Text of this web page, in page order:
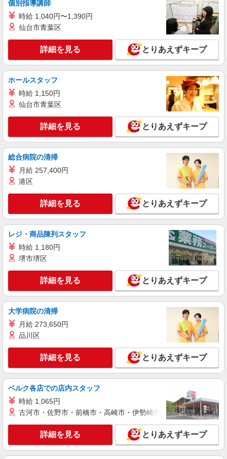
詳細を見る
アルバイト パート
コンパスグループ・ジャパン株式会社 39306_p
調理補助【アルバイト・パート】
時給1,250円以上 試用期間中 時給1,250円以上
グランダ多摩川・大田 （東京都大田区矢口2
キープ 詳細を見る
アルバイト パート
コンパスグループ・ジャパン株式会社 39559_p
分単位で別途支給します。
はなことば大田中央 （東京都大田区中央8丁
目40番地5号）
キープ 詳細を見る
アルバイト パート
そんぽの家 大森西
調理補助スタッフ
時給1360円〜1510円 ※経験等による ★早朝時
給設定あり ★希望収入がありましたら、ご相談い
ただければ希望条件に合うかの確認もいたしま
す。 ★時間外手当別途支給 ★上記金額は働きがい
向上手当を含みます。 ★働きがい向上手当※26年
6月改定（地域により異なる） 社会保険加入者
詳細を見る
パート
コンパスグループ・ジャパン株式会社 21549_p
時給1,400円以上 試用期間中 時給1,400円以上
分単位で別途支給します。
羽田空港内「デルタ スカイクラブ」 （東京
都大田区羽田空港2-6-5 羽田空港第3ターミナ
ル）
詳細を見る
個別指導講師
時給 1,040円〜1,390円
仙台市青葉区
詳細を見る とりあえずキープ
ホールスタッフ
時給 1,150円
仙台市青葉区
詳細を見る とりあえずキープ
総合病院の清掃
月給 257,400円
港区
詳細を見る とりあえずキープ
レジ・商品陳列スタッフ
時給 1,180円
堺市堺区
詳細を見る とりあえずキープ
大学病院の清掃
月給 273,650円
品川区
詳細を見る とりあえずキープ
ベルク各店での店内スタッフ
時給 1,065円
古河市・佐野市・前橋市・高崎市・伊勢崎市・太田市・館林市
詳細を見る とりあえずキープ